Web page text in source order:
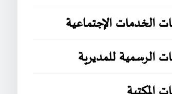
الخدمات الإجتماعية
الرسمية للمديرية